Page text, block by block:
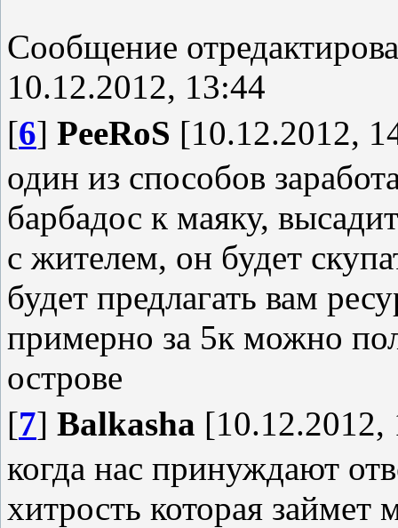
Сообщение
10.12.2012, 13:44
[6] PeeRoS [10.12.2012,
один из способов
барбадос к маяку,
с жителем, он будет
будет предлагать вам
примерно за 5к можно
острове
[7] Balkasha [10.12.2012,
когда нас принуждают
хитрость которая займет